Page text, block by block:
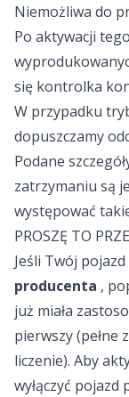
Niemożliwa do
Po aktywacji
się kontrolka
W przypadku
dopuszczamy
Podane
zatrzymaniu są
występować
PROSZĘ TO
Jeśli Twój
producenta ,
już miała
pierwszy (pełne
liczenie). Aby
wyłączyć pojazd